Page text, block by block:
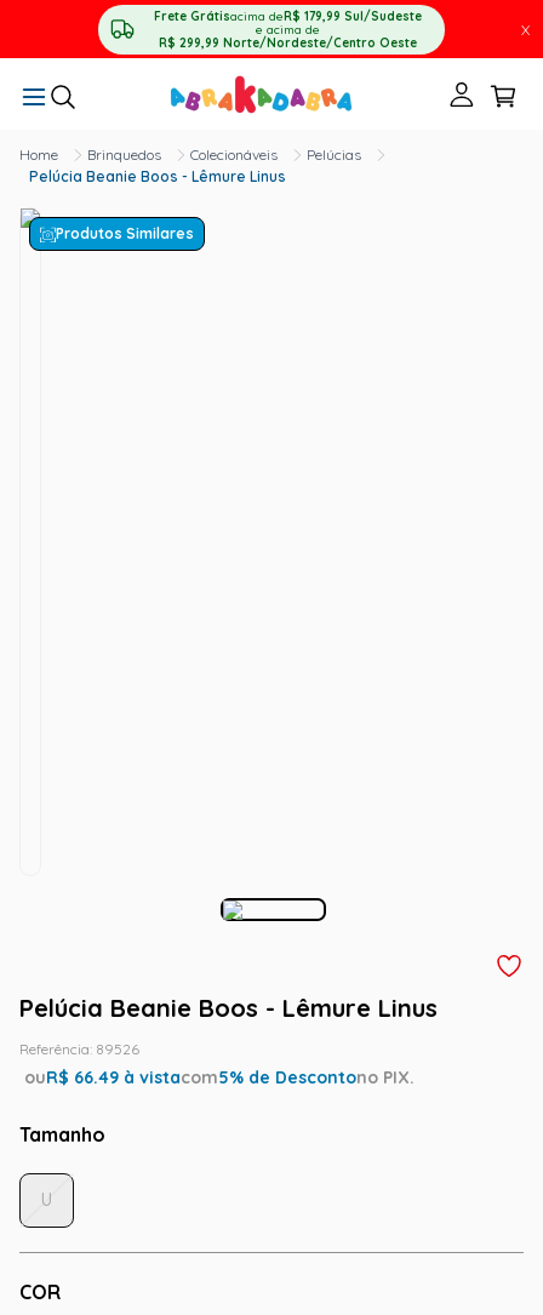
Frete Grátisacima deR$ 179,99 Sul/Sudeste
e acima de
R$ 299,99 Norte/Nordeste/Centro Oeste
X
Brinquedos Colecionáveis
Pelúcias
Pelúcia Beanie Boos - Lêmure Linus
Produtos Similares
Pelúcia Beanie Boos - Lêmure Linus
Referência: 89526
ouR$ 66.49 à vistacom5% de Descontono PIX.
Tamanho
COR
U